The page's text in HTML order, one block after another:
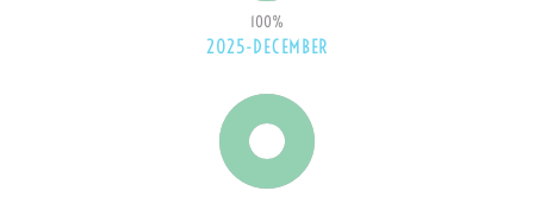
100%
2025-DECEMBER